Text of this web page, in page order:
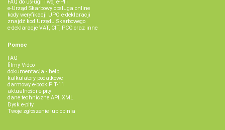
FAQ do usługi Twój e-PIT
e-Urząd Skarbowy obsługa online
kody weryfikacji UPO e-deklaracji
znajdź kod Urzędu Skarbowego
e-deklaracje VAT, CIT, PCC oraz inne
Pomoc
FAQ
filmy Video
dokumentacja - help
kalkulatory podatkowe
darmowy e-book PIT-11
aktualności e-pity
dane techniczne API, XML
Dysk e-pity
Twoje zgłoszenie lub opinia